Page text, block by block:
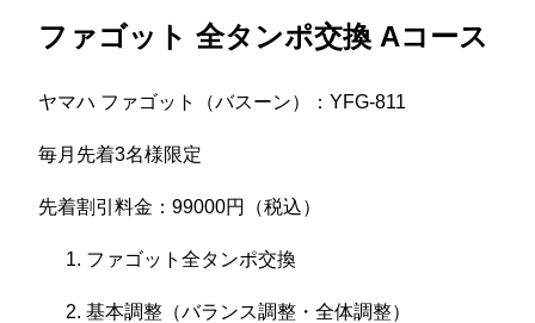
ファゴット 全タンポ交換 Aコース
ヤマハ ファゴット（バスーン）：YFG-811
毎月先着3名様限定
先着割引料金：99000円（税込）
ファゴット全タンポ交換
基本調整（バランス調整・全体調整）